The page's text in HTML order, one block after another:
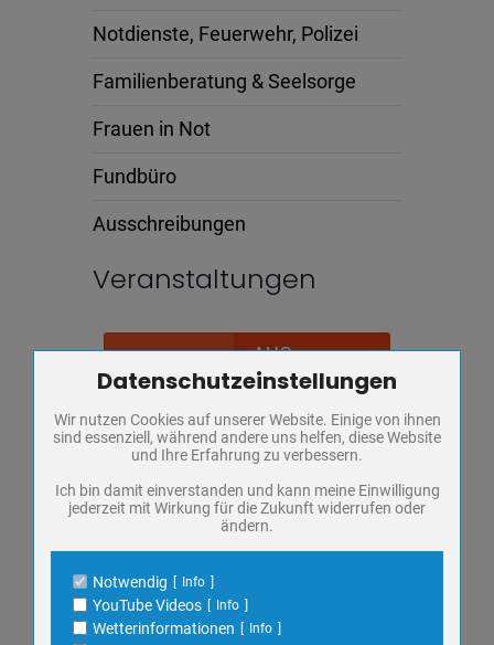
Notdienste, Feuerwehr, Polizei
Familienberatung & Seelsorge
Frauen in Not
Fundbüro
Ausschreibungen
Veranstaltungen
AUG.
FRIEDRICH WILHELM ZACHARIÄ
Donnerstag,Regionalmuseum
FÜHRUNG
MUSEUM
SONDERAUSSTELLUNG
VORTRAG
Zum Betrieb der Seite notwendige Cookies / Drittanbieter:
Name
PHP Session Cookie
Anbieter
Eigentümer dieser Website
Schutz
Cookie Name
PHPSESSID, fe_typo_user
Name
Cookiespeicherung Entscheidungscookie
Anbieter
Eigentümer dieser Website
Datenschutzeinstellungen
Wir nutzen Cookies auf unserer Website. Einige von ihnen
sind essenziell, während andere uns helfen, diese Website
und Ihre Erfahrung zu verbessern.
Ich bin damit einverstanden und kann meine Einwilligung
jederzeit mit Wirkung für die Zukunft widerrufen oder
ändern.
Notwendig Info
YouTube Videos Info
Wetterinformationen Info